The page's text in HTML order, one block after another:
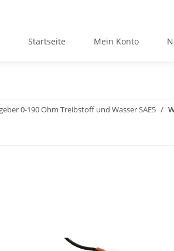
Startseite Mein Konto
0-190 Ohm Treibstoff und Wasser SAE5